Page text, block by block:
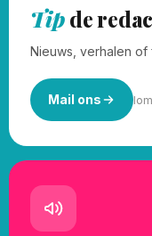
Tipde
Nieuws, verhalen of
Mail ons